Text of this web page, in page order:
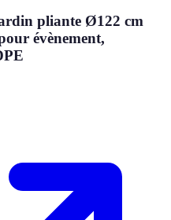
pliante Ø122 cm
évènement,